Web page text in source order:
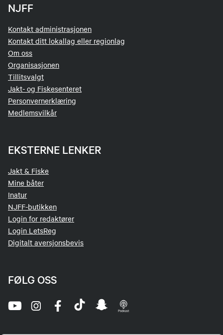
NJFF
Kontakt administrasjonen
Kontakt ditt lokallag eller regionlag
Om oss
Organisasjonen
Tillitsvalgt
Jakt- og Fiskesenteret
Personvernerklæring
Medlemsvilkår
EKSTERNE LENKER
Jakt & Fiske
Mine båter
Inatur
NJFF-butikken
Login for redaktører
Login LetsReg
Digitalt aversjonsbevis
FØLG OSS